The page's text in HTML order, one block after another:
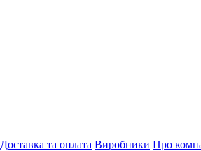
Доставка та оплата Виробники Про